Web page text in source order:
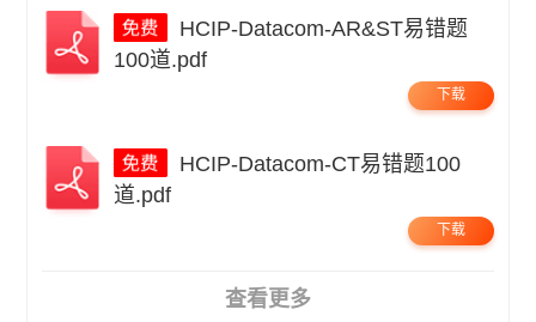
100道.pdf
下载
道.pdf
下载
查看更多